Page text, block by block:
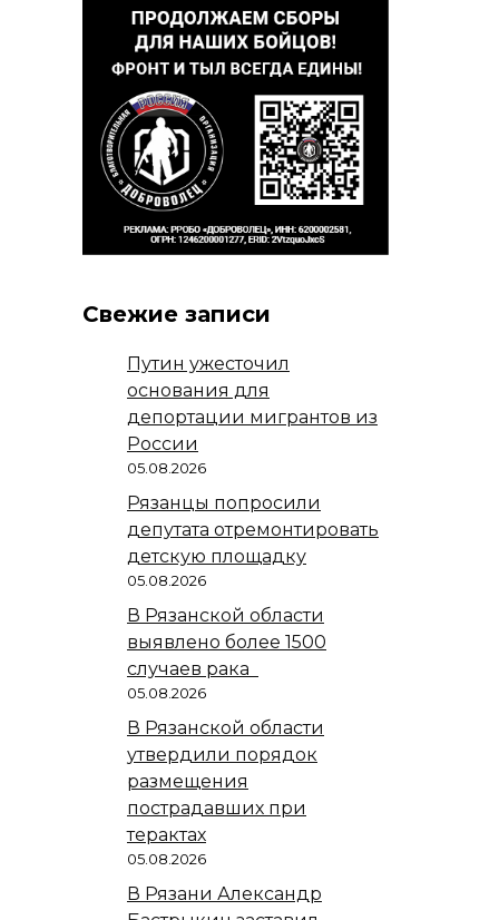
Свежие записи
Путин ужесточил
основания для
депортации мигрантов из
России
05.08.2026
Рязанцы попросили
депутата отремонтировать
детскую площадку
05.08.2026
В Рязанской области
выявлено более 1500
случаев рака
05.08.2026
В Рязанской области
утвердили порядок
размещения
пострадавших при
терактах
05.08.2026
В Рязани Александр